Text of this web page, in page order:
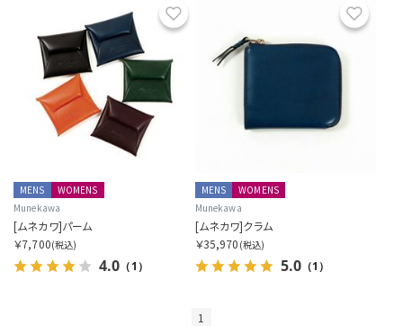
在庫を指定する
表示順を指定する
お気に入り
MENS
WOMENS
Munekawa
[ムネカワ]パーム
￥7,700(税込)
4.0 （1）
MENS
WOMENS
Munekawa
[ムネカワ]クラム
￥35,970 (税込)
5.0（1）
1